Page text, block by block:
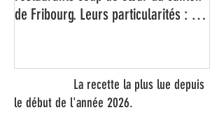
Avis aux gourmands. Voici mes cinq
restaurants coup de cœur du canton
très bon rapport qualité-prix-plaisir.
Alors, ne tardez pas à aller les
visiter !